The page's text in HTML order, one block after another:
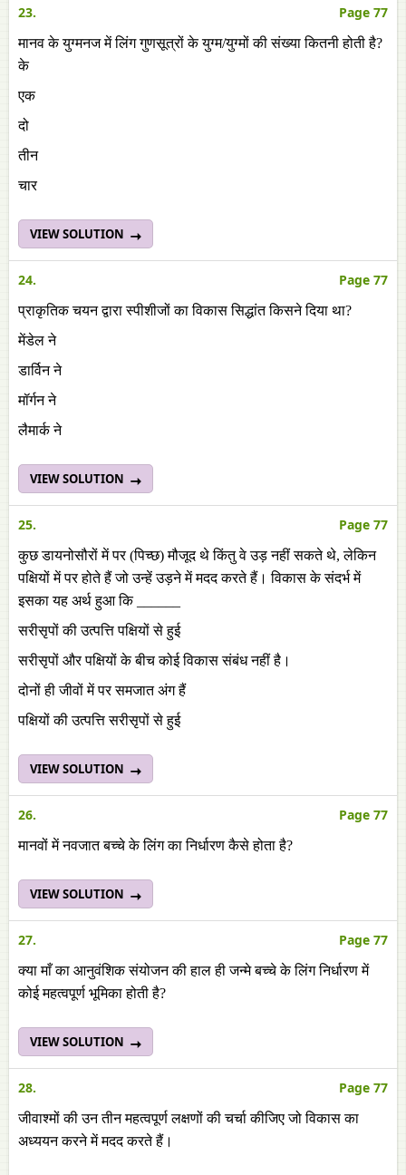
23. Page 77
मानव के युग्मनज में लिंग गुणसूत्रों के युग्म/युग्मों की संख्या कितनी होती है?
के
एक
दो
तीन
चार
VIEW SOLUTION
24. Page 77
प्राकृतिक चयन द्वारा स्पीशीजों का विकास सिद्धांत किसने दिया था?
मेंडेल ने
डार्विन ने
मॉर्गन ने
लैमार्क ने
VIEW SOLUTION
25. Page 77
कुछ डायनोसौरों में पर (पिच्छ) मौजूद थे किंतु वे उड़ नहीं सकते थे, लेकिन
पक्षियों में पर होते हैं जो उन्हें उड़ने में मदद करते हैं। विकास के संदर्भ में
इसका यह अर्थ हुआ कि ______
सरीसृपों की उत्पत्ति पक्षियों से हुई
सरीसृपों और पक्षियों के बीच कोई विकास संबंध नहीं है।
दोनों ही जीवों में पर समजात अंग हैं
पक्षियों की उत्पत्ति सरीसृपों से हुई
VIEW SOLUTION
26. Page 77
मानवों में नवजात बच्चे के लिंग का निर्धारण कैसे होता है?
VIEW SOLUTION
27. Page 77
क्या माँ का आनुवंशिक संयोजन की हाल ही जन्मे बच्चे के लिंग निर्धारण में
कोई महत्वपूर्ण भूमिका होती है?
VIEW SOLUTION
28. Page 77
जीवाश्मों की उन तीन महत्वपूर्ण लक्षणों की चर्चा कीजिए जो विकास का
अध्ययन करने में मदद करते हैं।